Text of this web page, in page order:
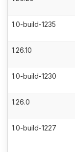
1.0-build-1235
1.26.10
1.0-build-1230
1.26.0
1.0-build-1227